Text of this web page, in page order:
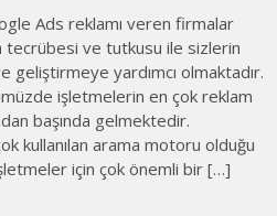
Ads reklamı veren firmalar
tecrübesi ve tutkusu ile sizlerin
yardımcı olmaktadır.
işletmelerin en çok reklam
başında gelmektedir.
kullanılan arama motoru olduğu
için çok önemli bir […]